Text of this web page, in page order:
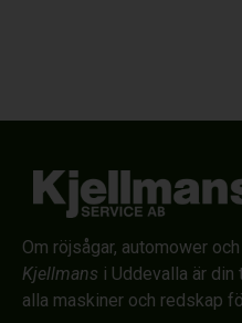
Om röjsågar, automower
Kjellmans i Uddevalla är din
alla maskiner och redskap